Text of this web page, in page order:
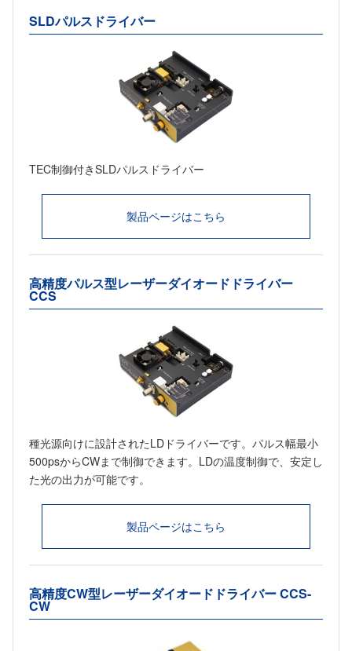
SLDパルスドライバー
TEC制御付きSLDパルスドライバー
製品ページはこちら
高精度パルス型レーザーダイオードドライバー
CCS
種光源向けに設計されたLDドライバーです。パルス幅最小
500psからCWまで制御できます。LDの温度制御で、安定し
た光の出力が可能です。
製品ページはこちら
高精度CW型レーザーダイオードドライバー CCS-
CW